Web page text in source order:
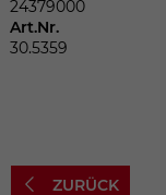
24379000
Art.Nr.
30.5359
ZURÜCK
Name